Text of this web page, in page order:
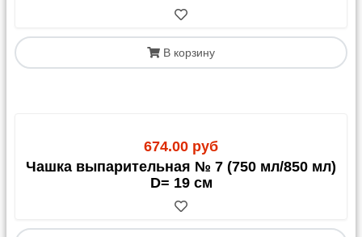
В корзину
674.00 руб
Чашка выпарительная № 7 (750 мл/850 мл)
D= 19 см